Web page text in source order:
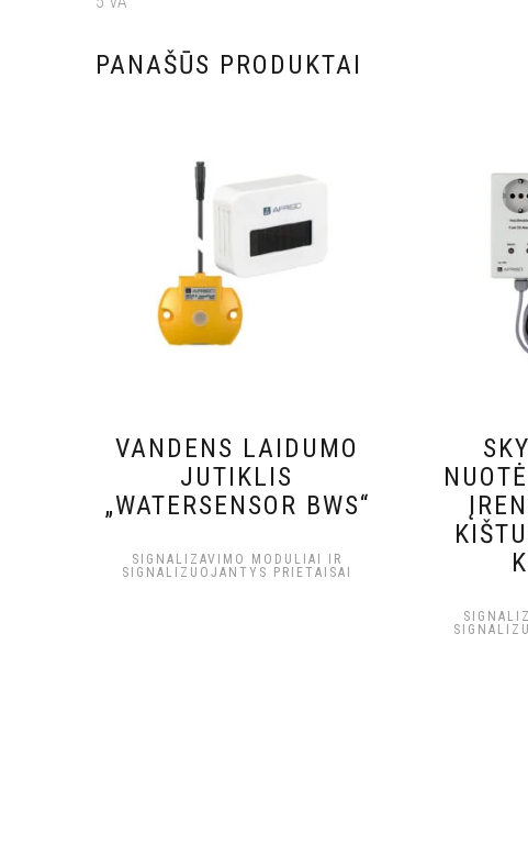
PANAŠŪS PRODUKTAI
VANDENS LAIDUMO
JUTIKLIS
„WATERSENSOR BWS“
SIGNALIZAVIMO MODULIAI IR
SIGNALIZUOJANTYS PRIETAISAI